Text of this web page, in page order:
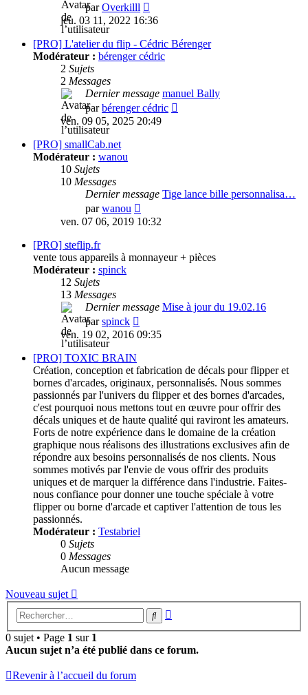
parOverkilll
le
message
jeu. 03 11, 2022 16:36
[PRO] L'atelier du flip - Cédric Bérenger
Modérateur : bérenger cédric
2 Sujets
2 Messages
Dernier message manuel Bally
parbérenger cédric
ven. 09 05, 2025 20:49
[PRO] smallCab.net
Modérateur : wanou
10 Sujets
10 Messages
Dernier message Tige lance bille personnalisa…
parwanou
le
ven. 07 06, 2019 10:32
[PRO] steflip.fr
vente tous appareils à monnayeur + pièces
Modérateur : spinck
12 Sujets
13 Messages
Dernier message Mise à jour du 19.02.16
parspinck
le
ven. 19 02, 2016 09:35
[PRO] TOXIC BRAIN
Création, conception et fabrication de décals pour flipper et
bornes d'arcades, originaux, personnalisés. Nous sommes
passionnés par l'univers du flipper et des bornes d'arcades,
c'est pourquoi nous mettons tout en œuvre pour offrir des
décals uniques et de haute qualité qui raviront les amateurs.
Forts de notre expérience dans le domaine de la création
graphique nous réalisons des illustrations exclusives afin de
répondre aux besoins personnalisés de nos clients. Nous
sommes motivés par l'envie de vous offrir des produits
uniques et de marquer la différence dans l'industrie. Faites-
nous confiance pour donner une touche spéciale à votre
flipper ou borne d'arcade et captiver l'attention de tous les
passionnés.
Modérateur : Testabriel
0 Sujets
0 Messages
Aucun message
Nouveau sujet
Rechercher
0 sujet • Page 1 sur 1
Aucun sujet n’a été publié dans ce forum.
Revenir à l’accueil du forum